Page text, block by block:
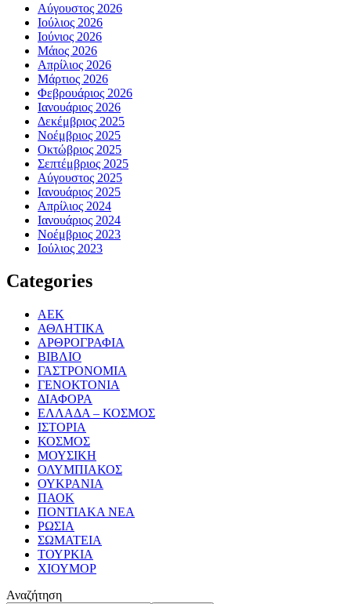
Αύγουστος 2026
Ιούλιος 2026
Ιούνιος 2026
Μάιος 2026
Απρίλιος 2026
Μάρτιος 2026
Φεβρουάριος 2026
Ιανουάριος 2026
Δεκέμβριος 2025
Νοέμβριος 2025
Οκτώβριος 2025
Σεπτέμβριος 2025
Αύγουστος 2025
Ιανουάριος 2025
Απρίλιος 2024
Ιανουάριος 2024
Νοέμβριος 2023
Ιούλιος 2023
Categories
ΑΕΚ
ΑΘΛΗΤΙΚΑ
ΑΡΘΡΟΓΡΑΦΙΑ
ΒΙΒΛΙΟ
ΓΑΣΤΡΟΝΟΜΙΑ
ΓΕΝΟΚΤΟΝΙΑ
ΔΙΑΦΟΡΑ
ΕΛΛΑΔΑ – ΚΟΣΜΟΣ
ΙΣΤΟΡΙΑ
ΚΟΣΜΟΣ
ΜΟΥΣΙΚΗ
ΟΛΥΜΠΙΑΚΟΣ
ΟΥΚΡΑΝΙΑ
ΠΑΟΚ
ΠΟΝΤΙΑΚΑ ΝΕΑ
ΡΩΣΙΑ
ΣΩΜΑΤΕΙΑ
ΤΟΥΡΚΙΑ
ΧΙΟΥΜΟΡ
Αναζήτηση